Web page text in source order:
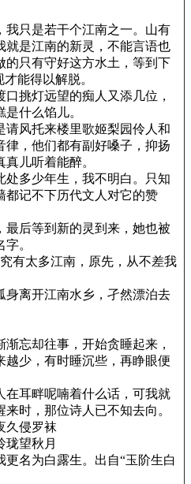
只是若干个江南之一。山有
就是江南的新灵，不能言语也
的只有守好这方水土，等到下
能得以解脱。
挑灯远望的痴人又添几位，
什么馅儿。
风托来楼里歌姬梨园伶人和
律，他们都有副好嗓子，抑扬
儿听着能醉。
多少年生，我不明白。只知
都记不下历代文人对它的赞
后等到新的灵到来，她也被
。
有太多江南，原先，从不差我
离开江南水乡，孑然漂泊去
忘却往事，开始贪睡起来，
越少，有时睡沉些，再睁眼便
耳畔呢喃着什么话，可我就
时，那位诗人已不知去向。
久侵罗袜
望秋月
名为白露生。出自“玉阶生白